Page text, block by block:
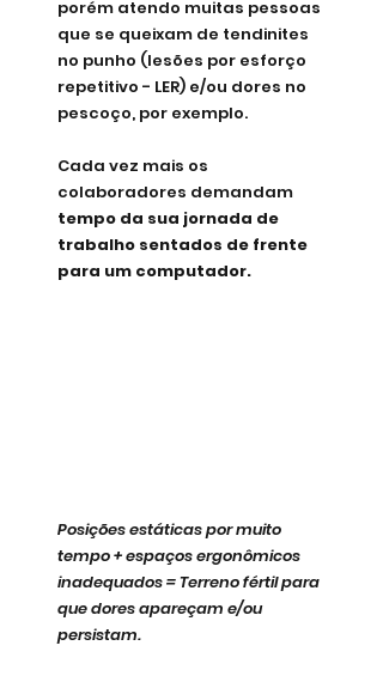
porém atendo muitas pessoas
que se queixam de tendinites
no punho (lesões por esforço
repetitivo - LER) e/ou dores no
pescoço, por exemplo.
Cada vez mais os
colaboradores demandam
tempo da sua jornada de
trabalho sentados de frente
para um computador.
Posições estáticas por muito
tempo + espaços ergonômicos
inadequados = Terreno fértil para
que dores apareçam e/ou
persistam.